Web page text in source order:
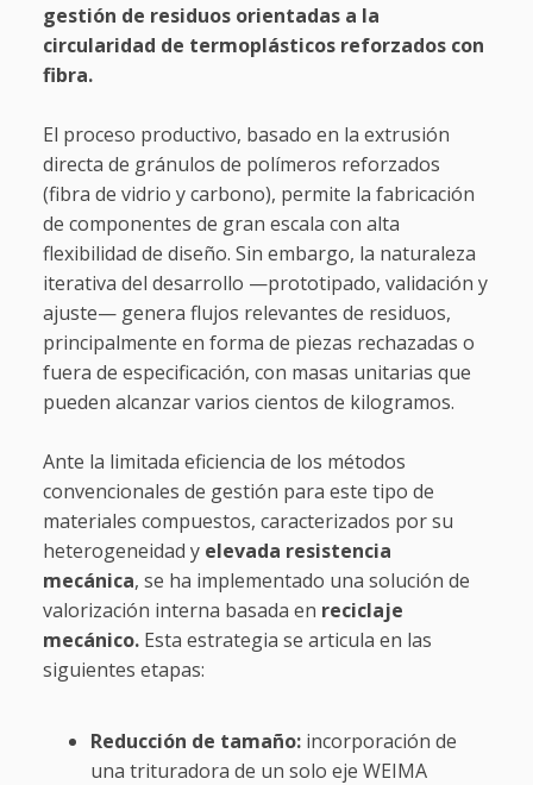
gestión de residuos orientadas a la
circularidad de termoplásticos reforzados con
fibra.
El proceso productivo, basado en la extrusión
directa de gránulos de polímeros reforzados
(fibra de vidrio y carbono), permite la fabricación
de componentes de gran escala con alta
flexibilidad de diseño. Sin embargo, la naturaleza
iterativa del desarrollo —prototipado, validación y
ajuste— genera flujos relevantes de residuos,
principalmente en forma de piezas rechazadas o
fuera de especificación, con masas unitarias que
pueden alcanzar varios cientos de kilogramos.
Ante la limitada eficiencia de los métodos
convencionales de gestión para este tipo de
materiales compuestos, caracterizados por su
heterogeneidad y elevada resistencia
mecánica, se ha implementado una solución de
valorización interna basada en reciclaje
mecánico.Esta estrategia se articula en las
siguientes etapas:
Reducción de tamaño:incorporación de
una trituradora de un solo eje WEIMA